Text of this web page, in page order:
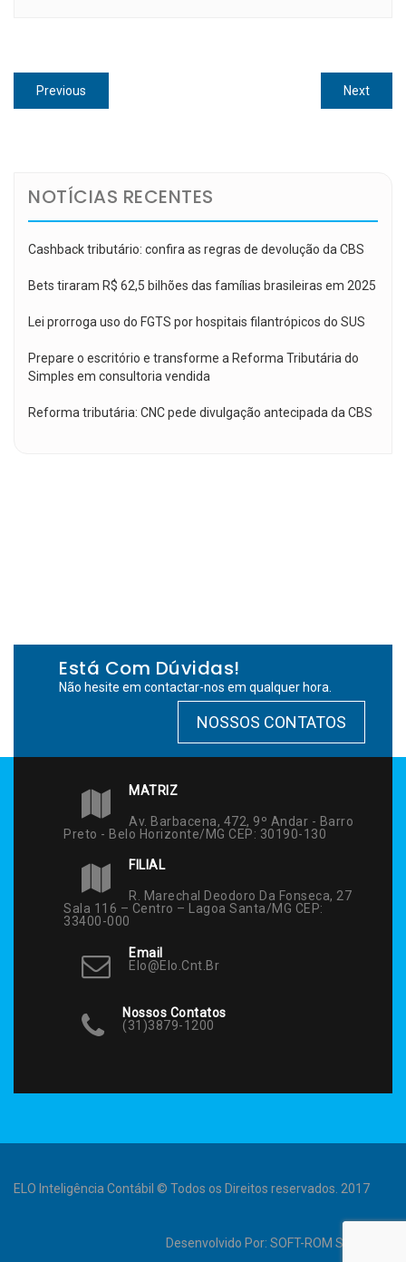
Navegação
de
Previous
post:
NextNext
post:
NOTÍCIAS RECENTES
Cashback tributário: confira as regras de devolução da CBS
Bets tiraram R$ 62,5 bilhões das famílias brasileiras em 2025
Lei prorroga uso do FGTS por hospitais filantrópicos do SUS
Prepare o escritório e transforme a Reforma Tributária do
Simples em consultoria vendida
Reforma tributária: CNC pede divulgação antecipada da CBS
Está Com Dúvidas!
Não hesite em contactar-nos em qualquer hora.
NOSSOS CONTATOS
MATRIZ
Av. Barbacena, 472, 9º Andar - Barro
Preto - Belo Horizonte/MG CEP: 30190-130
FILIAL
R. Marechal Deodoro Da Fonseca, 27
Sala 116 – Centro – Lagoa Santa/MG CEP:
33400-000
Email
Elo@elo.cnt.br
Nossos Contatos
(31)3879-1200
ELO Inteligência Contábil © Todos os Direitos reservados. 2017
Desenvolvido Por: SOFT-ROM Sistemas